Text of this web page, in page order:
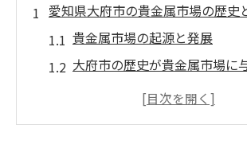
愛知県大府市の貴金属市場の歴史
貴金属市場の起源と発展
大府市の歴史が貴金属市場に
未来の貴金属市場を見通すた